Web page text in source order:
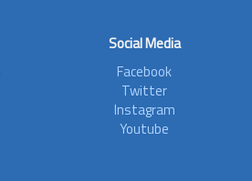
Social Media
Facebook
Twitter
Instagram
Youtube